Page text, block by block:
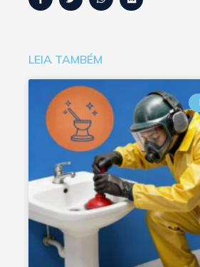
LEIA TAMBÉM